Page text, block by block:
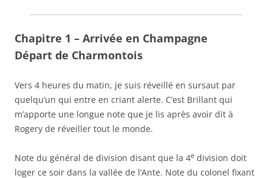
Chapitre 1 – Arrivée en Champagne
Départ de Charmontois
Vers 4 heures du matin, je suis réveillé en sursaut par
quelqu’un qui entre en criant alerte. C’est Brillant qui
m’apporte une longue note que je lis après avoir dit à
Rogery de réveiller tout le monde.
Note du général de division disant que la 4e division doit
loger ce soir dans la vallée de l’Ante. Note du colonel fixant